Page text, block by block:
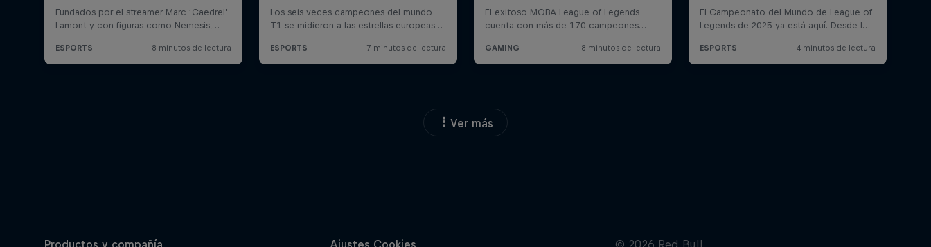
Ver más